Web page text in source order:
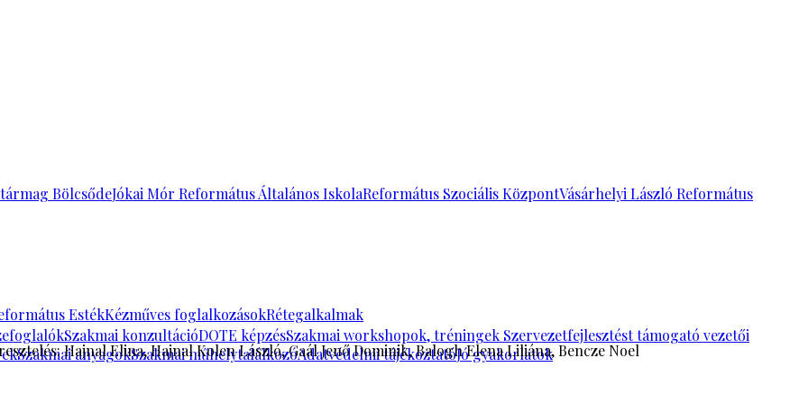
BölcsődeJókai Mór Református Általános IskolaReformátus Szociális KözpontVásárhelyi László Református
EstékKézműves foglalkozásokRétegalkalmak
Szakmai konzultációDOTE képzésSzakmai workshopok, tréningek Szervezetfejlesztést támogató vezetői
Szakmai anyagokSzakmai műhelytalálkozóAdatvédelmi tájékoztatóJó gyakorlatok
Hajnal Elina, Hajnal Kolen László, Gaál Jenő Dominik, Balogh Elena Liliána, Bencze Noel